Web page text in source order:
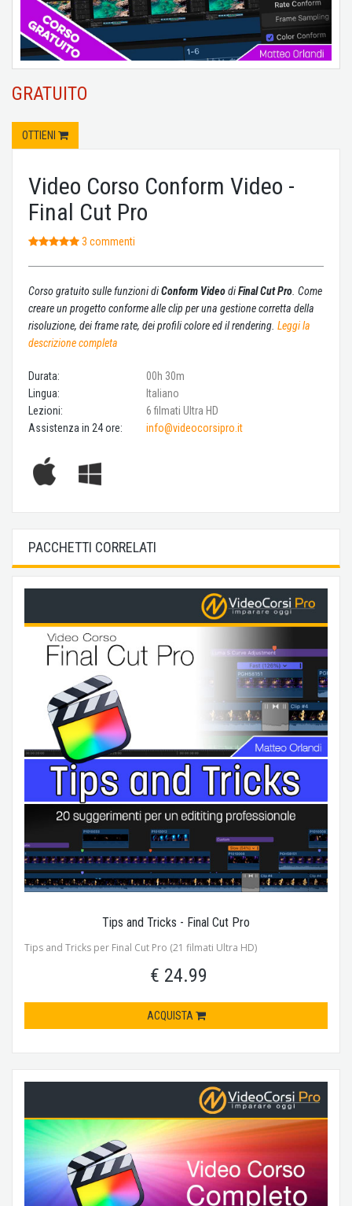
GRATUITO
OTTIENI
Video Corso Conform Video -
Final Cut Pro
3 commenti
Corso gratuito sulle funzioni diConform VideodiFinal Cut Pro . Come
creare un progetto conforme alle clip per una gestione corretta della
risoluzione, dei frame rate, dei profili colore ed il rendering. Leggi la
descrizione completa
Durata:
00h 30m
Lingua:
Italiano
Lezioni:
6 filmati Ultra HD
Assistenza in 24 ore:
info@videocorsipro.it
PACCHETTI CORRELATI
Tips and Tricks - Final Cut Pro
Tips and Tricks per Final Cut Pro (21 filmati Ultra HD)
€ 24.99
ACQUISTA